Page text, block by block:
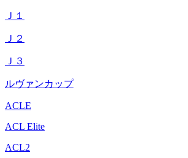
Ｊ１
Ｊ２
Ｊ３
ルヴァンカップ
ACLE
ACL Elite
ACL2